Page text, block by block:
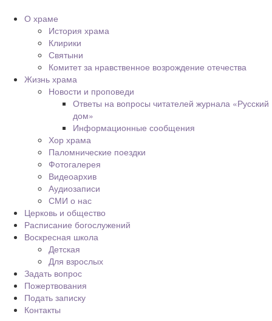
О храме
История храма
Клирики
Святыни
Комитет за нравственное возрождение отечества
Жизнь храма
Новости и проповеди
Ответы на вопросы читателей журнала «Русский
дом»
Информационные сообщения
Хор храма
Паломнические поездки
Фотогалерея
Видеоархив
Аудиозаписи
СМИ о нас
Церковь и общество
Расписание богослужений
Воскресная школа
Детская
Для взрослых
Задать вопрос
Пожертвования
Подать записку
Контакты